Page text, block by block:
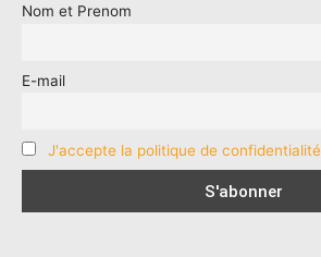
Nom et Prenom
E-mail
J'accepte la politique de confidentialité